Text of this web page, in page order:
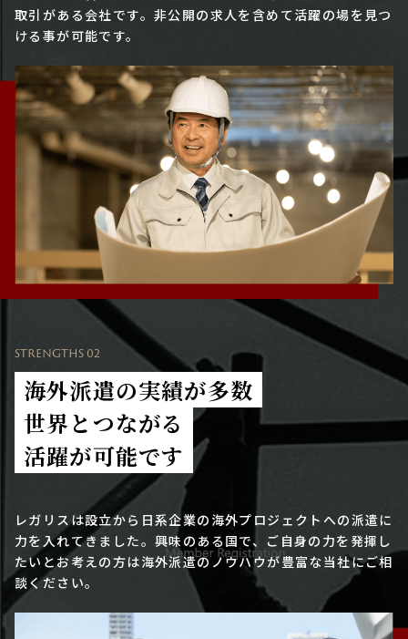
取引がある会社です。 非公開の求人を含めて活躍の場を見つ
ける事が可能です。
STRENGTHS 02
海外派遣の実績が多数
世界とつながる
活躍が可能です
レガリスは設立から日系企業の海外プロジェクトへの派遣に
力を入れてきました。興味のある国で、ご自身の力を発揮し
たいとお考えの方は海外派遣のノウハウが豊富な当社にご相
談ください。